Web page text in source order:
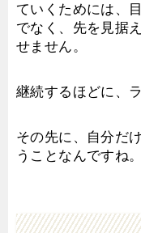
ていくためには、
でなく、先を見据
せません。
継続するほどに、
その先に、自分だ
うことなんですね。